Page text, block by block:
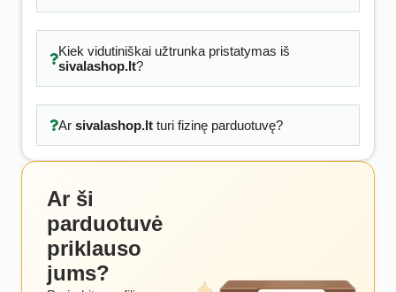
Kiek vidutiniškai užtrunka pristatymas iš
sivalashop.lt?
Ar sivalashop.ltturi fizinę parduotuvę?
Ar ši
parduotuvė
priklauso
jums?